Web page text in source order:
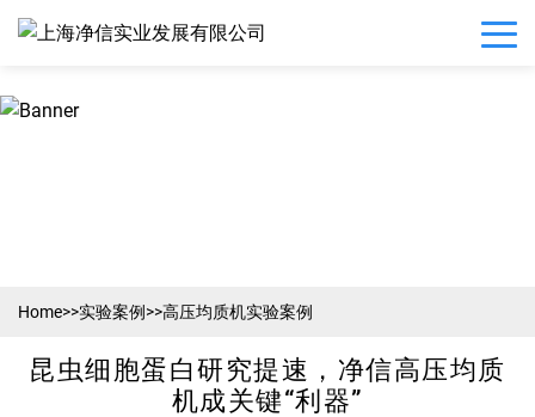
Home>>实验案例 >>高压均质机实验案例
昆虫细胞蛋白研究提速，净信高压均质
机成关键“利器”